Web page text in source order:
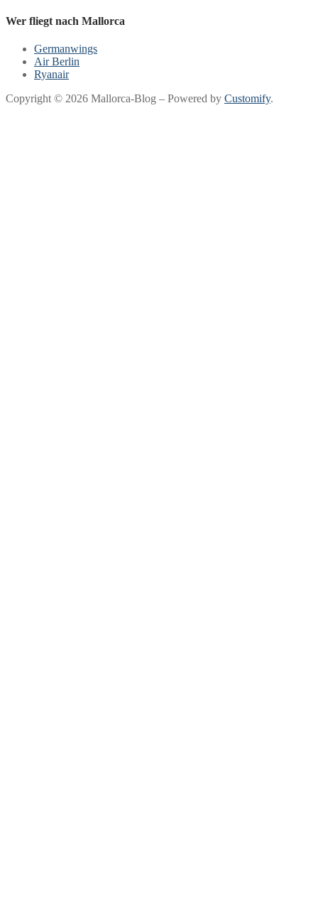
Wer fliegt nach Mallorca
Germanwings
Air Berlin
Ryanair
Copyright © 2026 Mallorca-Blog – Powered by Customify.